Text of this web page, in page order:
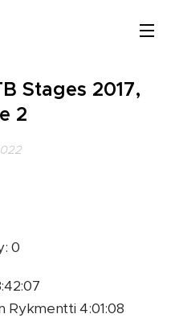
Stages 2017,
2
0
Rykmentti 4:01:08